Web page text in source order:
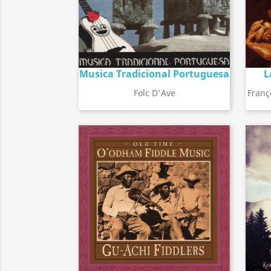
Musica Tradicional Portuguesa
Folc D'Ave
searchDétail de l'album